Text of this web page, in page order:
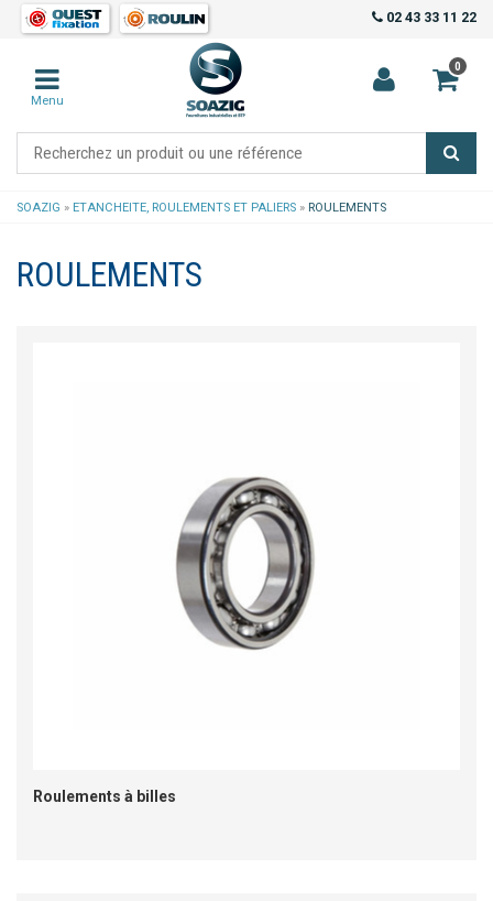
02 43 33 11 22
0
Menu
SOAZIG » ETANCHEITE, ROULEMENTS ET PALIERS » ROULEMENTS
ROULEMENTS
Roulements à billes